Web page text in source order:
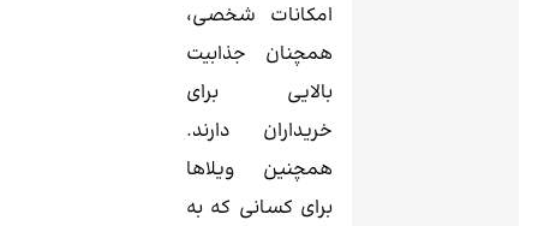
امکانات شخصی،
همچنان جذابیت
بالایی برای
خریداران دارند.
همچنین ویلاها
برای کسانی که به